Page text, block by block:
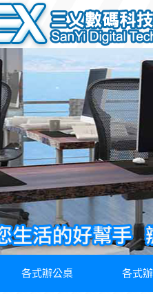
各式辦公桌 各式